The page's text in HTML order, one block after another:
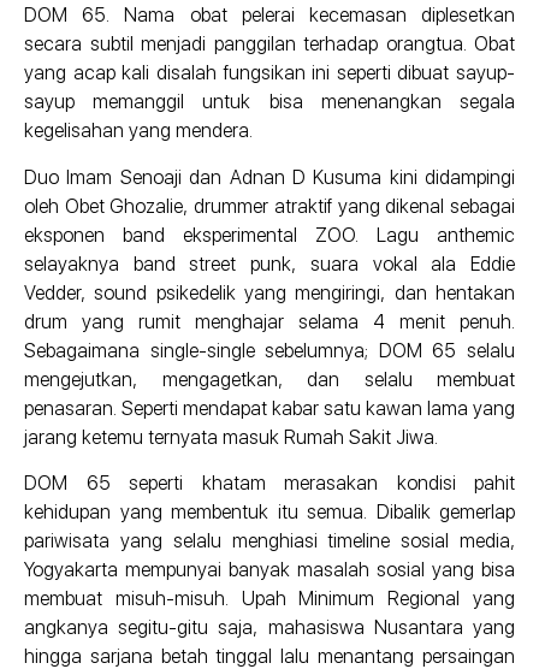
DOM 65. Nama obat pelerai kecemasan diplesetkan
secara subtil menjadi panggilan terhadap orangtua. Obat
yang acap kali disalah fungsikan ini seperti dibuat sayup-
sayup memanggil untuk bisa menenangkan segala
kegelisahan yang mendera.
Duo Imam Senoaji dan Adnan D Kusuma kini didampingi
oleh Obet Ghozalie, drummer atraktif yang dikenal sebagai
eksponen band eksperimental ZOO. Lagu anthemic
selayaknya band street punk, suara vokal ala Eddie
Vedder, sound psikedelik yang mengiringi, dan hentakan
drum yang rumit menghajar selama 4 menit penuh.
Sebagaimana single-single sebelumnya; DOM 65 selalu
mengejutkan, mengagetkan, dan selalu membuat
penasaran. Seperti mendapat kabar satu kawan lama yang
jarang ketemu ternyata masuk Rumah Sakit Jiwa.
DOM 65 seperti khatam merasakan kondisi pahit
kehidupan yang membentuk itu semua. Dibalik gemerlap
pariwisata yang selalu menghiasi timeline sosial media,
Yogyakarta mempunyai banyak masalah sosial yang bisa
membuat misuh-misuh. Upah Minimum Regional yang
angkanya segitu-gitu saja, mahasiswa Nusantara yang
hingga sarjana betah tinggal lalu menantang persaingan